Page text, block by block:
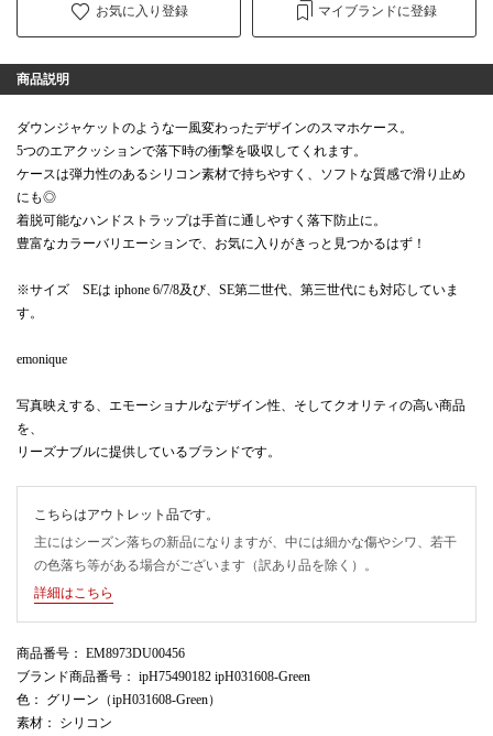
お気に入り登録 マイブランドに登録
商品説明
ダウンジャケットのような一風変わったデザインのスマホケース。
5つのエアクッションで落下時の衝撃を吸収してくれます。
ケースは弾力性のあるシリコン素材で持ちやすく、ソフトな質感で滑り止め
にも◎
着脱可能なハンドストラップは手首に通しやすく落下防止に。
豊富なカラーバリエーションで、お気に入りがきっと見つかるはず！
※サイズ SEは iphone 6/7/8及び、SE第二世代、第三世代にも対応していま
す。
emonique
写真映えする、エモーショナルなデザイン性、そしてクオリティの高い商品
を、
リーズナブルに提供しているブランドです。
こちらはアウトレット品です。
主にはシーズン落ちの新品になりますが、中には細かな傷やシワ、若干
の色落ち等がある場合がございます（訳あり品を除く）。
詳細はこちら
商品番号 ： EM8973DU00456
ブランド商品番号 ： ipH75490182 ipH031608-Green
色 ： グリーン（ipH031608-Green）
素材 ： シリコン